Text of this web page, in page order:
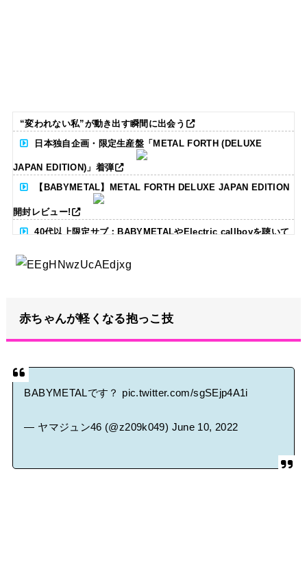
“変われない私”が動き出す瞬間に出会う
日本独自企画・限定生産盤「METAL FORTH (DELUXE
JAPAN EDITION)」着弾
【BABYMETAL】METAL FORTH DELUXE JAPAN EDITION
開封レビュー!
40代以上限定サブ：BABYMETALやElectric callboyを聴いて
る人いる？ 【海外の反応】
赤ちゃんが軽くなる抱っこ技
BABYMETALです？ pic.twitter.com/sgSEjp4A1i
— ヤマジュン46 (@z209k049) June 10, 2022